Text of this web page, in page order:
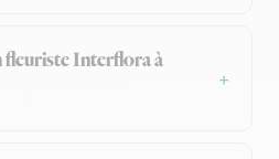
Interflora à